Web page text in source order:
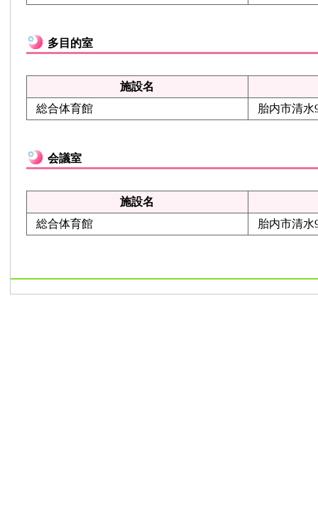
多目的室
施設名
総合体育館
胎内市清水
会議室
施設名
総合体育館
胎内市清水